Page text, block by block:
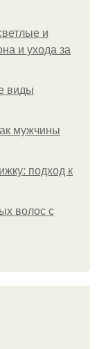
и
и ухода за
виды
мужчины
подход к
волос с